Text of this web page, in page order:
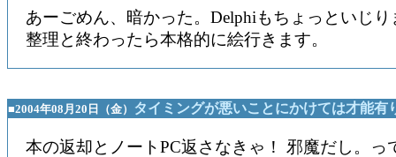
あーごめん、暗かった。Delphiもちょっといじ
整理と終わったら本格的に絵行きます。
■2004年08月20日（金） タイミングが悪いことにかけては才能有
本の返却とノートPC返さなきゃ！ 邪魔だし。っ